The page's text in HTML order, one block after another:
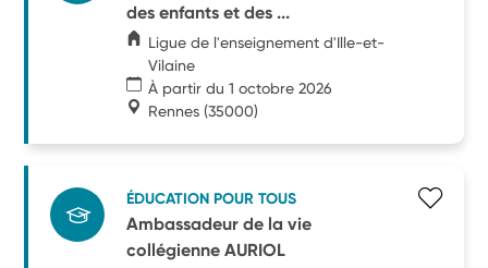
des enfants et des ...
Ligue de l'enseignement d'Ille-et-
Vilaine
À partir du 1 octobre 2026
Rennes (35000)
ÉDUCATION POUR TOUS
Ambassadeur de la vie
collégienne AURIOL